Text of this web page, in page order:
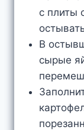
с плиты
В
сырые